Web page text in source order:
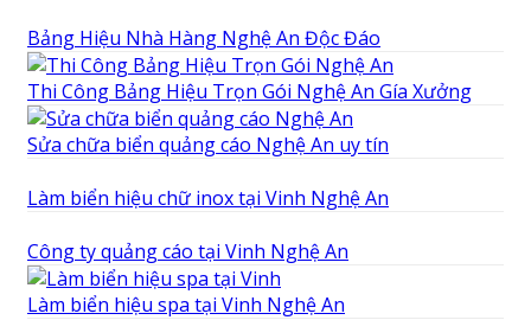
Bảng Hiệu Nhà Hàng Nghệ An Độc Đáo
Thi Công Bảng Hiệu Trọn Gói Nghệ An Gía Xưởng
Sửa chữa biển quảng cáo Nghệ An uy tín
Làm biển hiệu chữ inox tại Vinh Nghệ An
Công ty quảng cáo tại Vinh Nghệ An
Làm biển hiệu spa tại Vinh Nghệ An